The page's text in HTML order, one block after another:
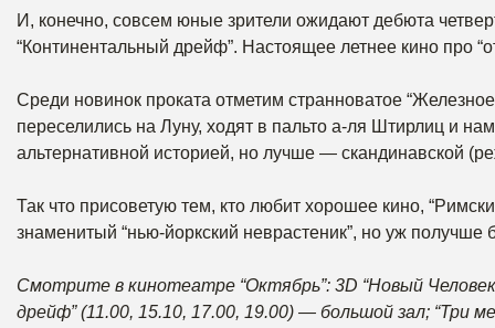
И, конечно, совсем юные зрители ожидают дебюта
“Континентальный дрейф”. Настоящее летнее кино про
Среди новинок проката отметим странноватое
переселились на Луну, ходят в пальто а-ля Штирлиц и
альтернативной историей, но лучше — скандинавской
Так что присоветую тем, кто любит хорошее кино,
знаменитый “нью-йоркский неврастеник”, но уж получше
Смотрите в кинотеатре “Октябрь”: 3D “Новый
дрейф” (11.00, 15.10, 17.00, 19.00) — большой зал; “Три